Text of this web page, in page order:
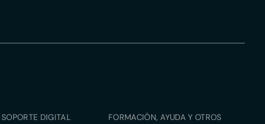
DIGITAL
FORMACIÓN, AYUDA Y OTROS